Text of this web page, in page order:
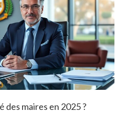
des maires en 2025 ?